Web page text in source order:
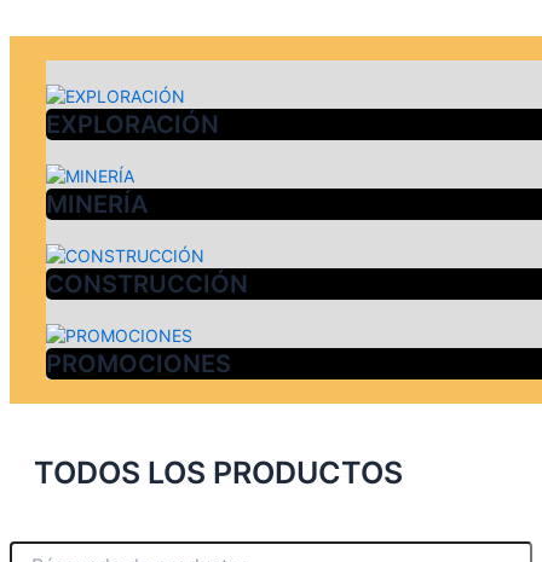
EXPLORACIÓN
MINERÍA
CONSTRUCCIÓN
PROMOCIONES
TODOS LOS PRODUCTOS